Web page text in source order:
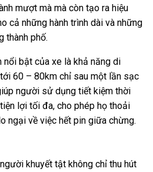
mượt mà mà còn tạo ra hiệu
cả những hành trình dài và những
thành phố.
bật của xe là khả năng di
60 – 80km chỉ sau một lần sạc
người sử dụng tiết kiệm thời
lợi tối đa, cho phép họ thoải
ngại về việc hết pin giữa chừng.
khuyết tật không chỉ thu hút